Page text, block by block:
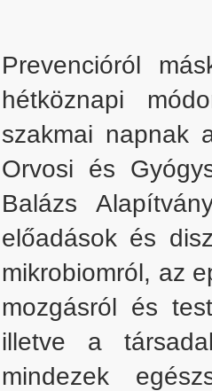
Prevencióról
hétköznapi
szakmai napnak
Orvosi és
Balázs
előadások és
mikrobiomról, az
mozgásról és
illetve a
mindezek